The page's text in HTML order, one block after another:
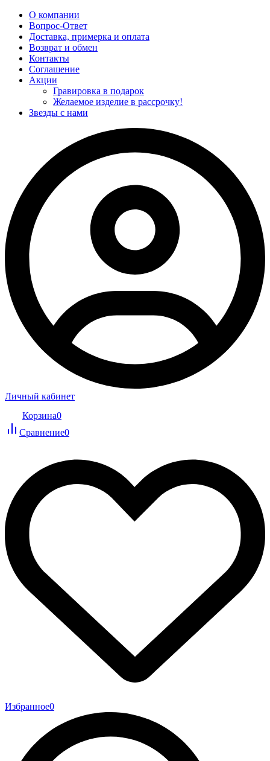
О компании
Вопрос-Ответ
Доставка, примерка и оплата
Возврат и обмен
Контакты
Соглашение
Акции
Гравировка в подарок
Желаемое изделие в рассрочку!
Звезды с нами
Личный кабинет
Корзина0
Сравнение0
Избранное0